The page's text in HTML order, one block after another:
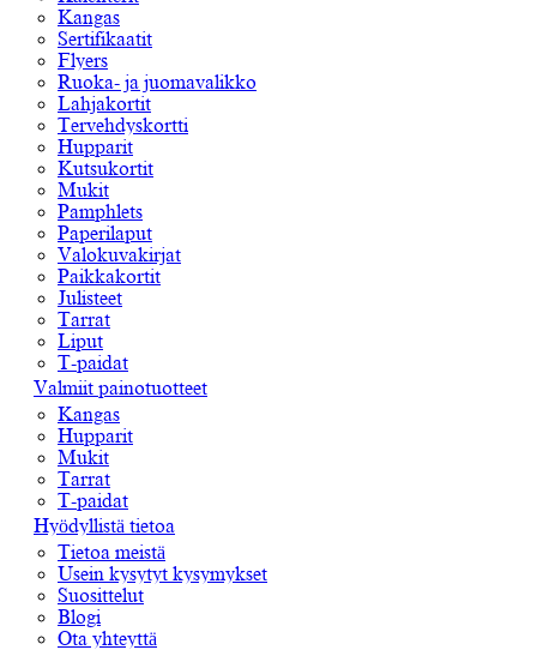
Kangas
Sertifikaatit
Flyers
Ruoka- ja juomavalikko
Lahjakortit
Tervehdyskortti
Hupparit
Kutsukortit
Mukit
Pamphlets
Paperilaput
Valokuvakirjat
Paikkakortit
Julisteet
Tarrat
Liput
T-paidat
Valmiit painotuotteet
Kangas
Hupparit
Mukit
Tarrat
T-paidat
Hyödyllistä tietoa
Tietoa meistä
Usein kysytyt kysymykset
Suosittelut
Blogi
Ota yhteyttä